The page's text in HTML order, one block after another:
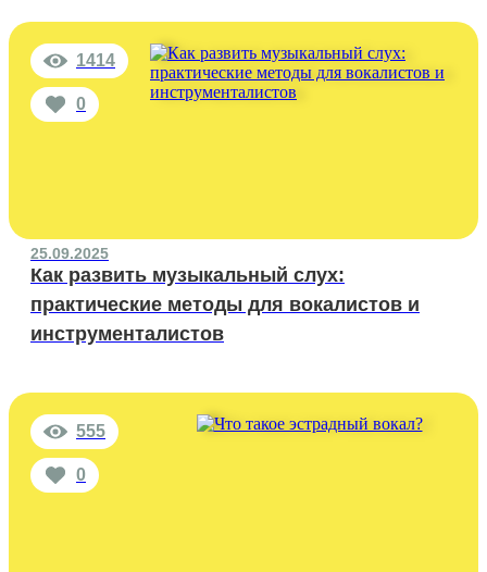
1414
0
25.09.2025
Как развить музыкальный слух:
практические методы для вокалистов и
инструменталистов
555
0